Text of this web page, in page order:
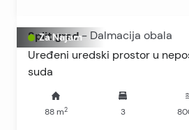
Za Najam
Split grad - Dalmacija obala
Uređeni uredski prostor u
suda
88m2 3